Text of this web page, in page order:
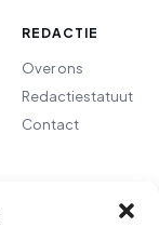
REDACTIE
Over ons
Redactiestatuut
Contact